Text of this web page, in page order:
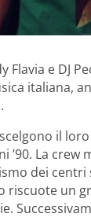
Flavia e DJ
italiana,
scelgono il
’90. La
dei
riscuote un